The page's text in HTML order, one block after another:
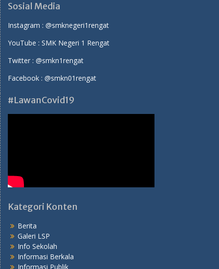
Sosial Media
Instagram : @smknegeri1rengat
YouTube : SMK Negeri 1 Rengat
Twitter : @smkn1rengat
Facebook : @smkn01rengat
#LawanCovid19
Kategori Konten
Berita
Galeri LSP
Info Sekolah
Informasi Berkala
Informasi Publik